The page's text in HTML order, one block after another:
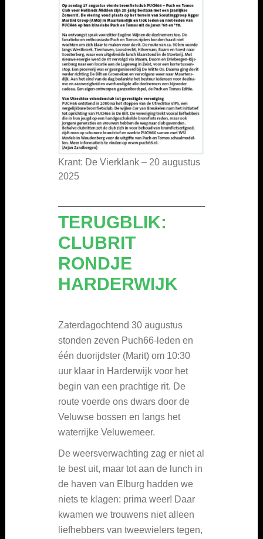
Krant: De Vierklank – 20 augustus
2025
TERUGBLIK:
CLUBRIT
RONDJE
HARDERWIJK
Zaterdagochtend 30 augustus
stonden zeven Puch66-leden en
één duorijdster (Marit) om 10:30
uur klaar in Harderwijk voor het
begin van een prachtige rit. De
route voerde ons dwars door de
Veluwse bossen en langs het
waterrijke Veluwemeer.
De weersverwachting zag er niet al
te best uit, maar tot aan de lunch in
de haven van Elburg hadden we
niets te klagen: prima weer! Daar
kwamen we trouwens niet alleen
liefhebbers van tweewielers tegen,